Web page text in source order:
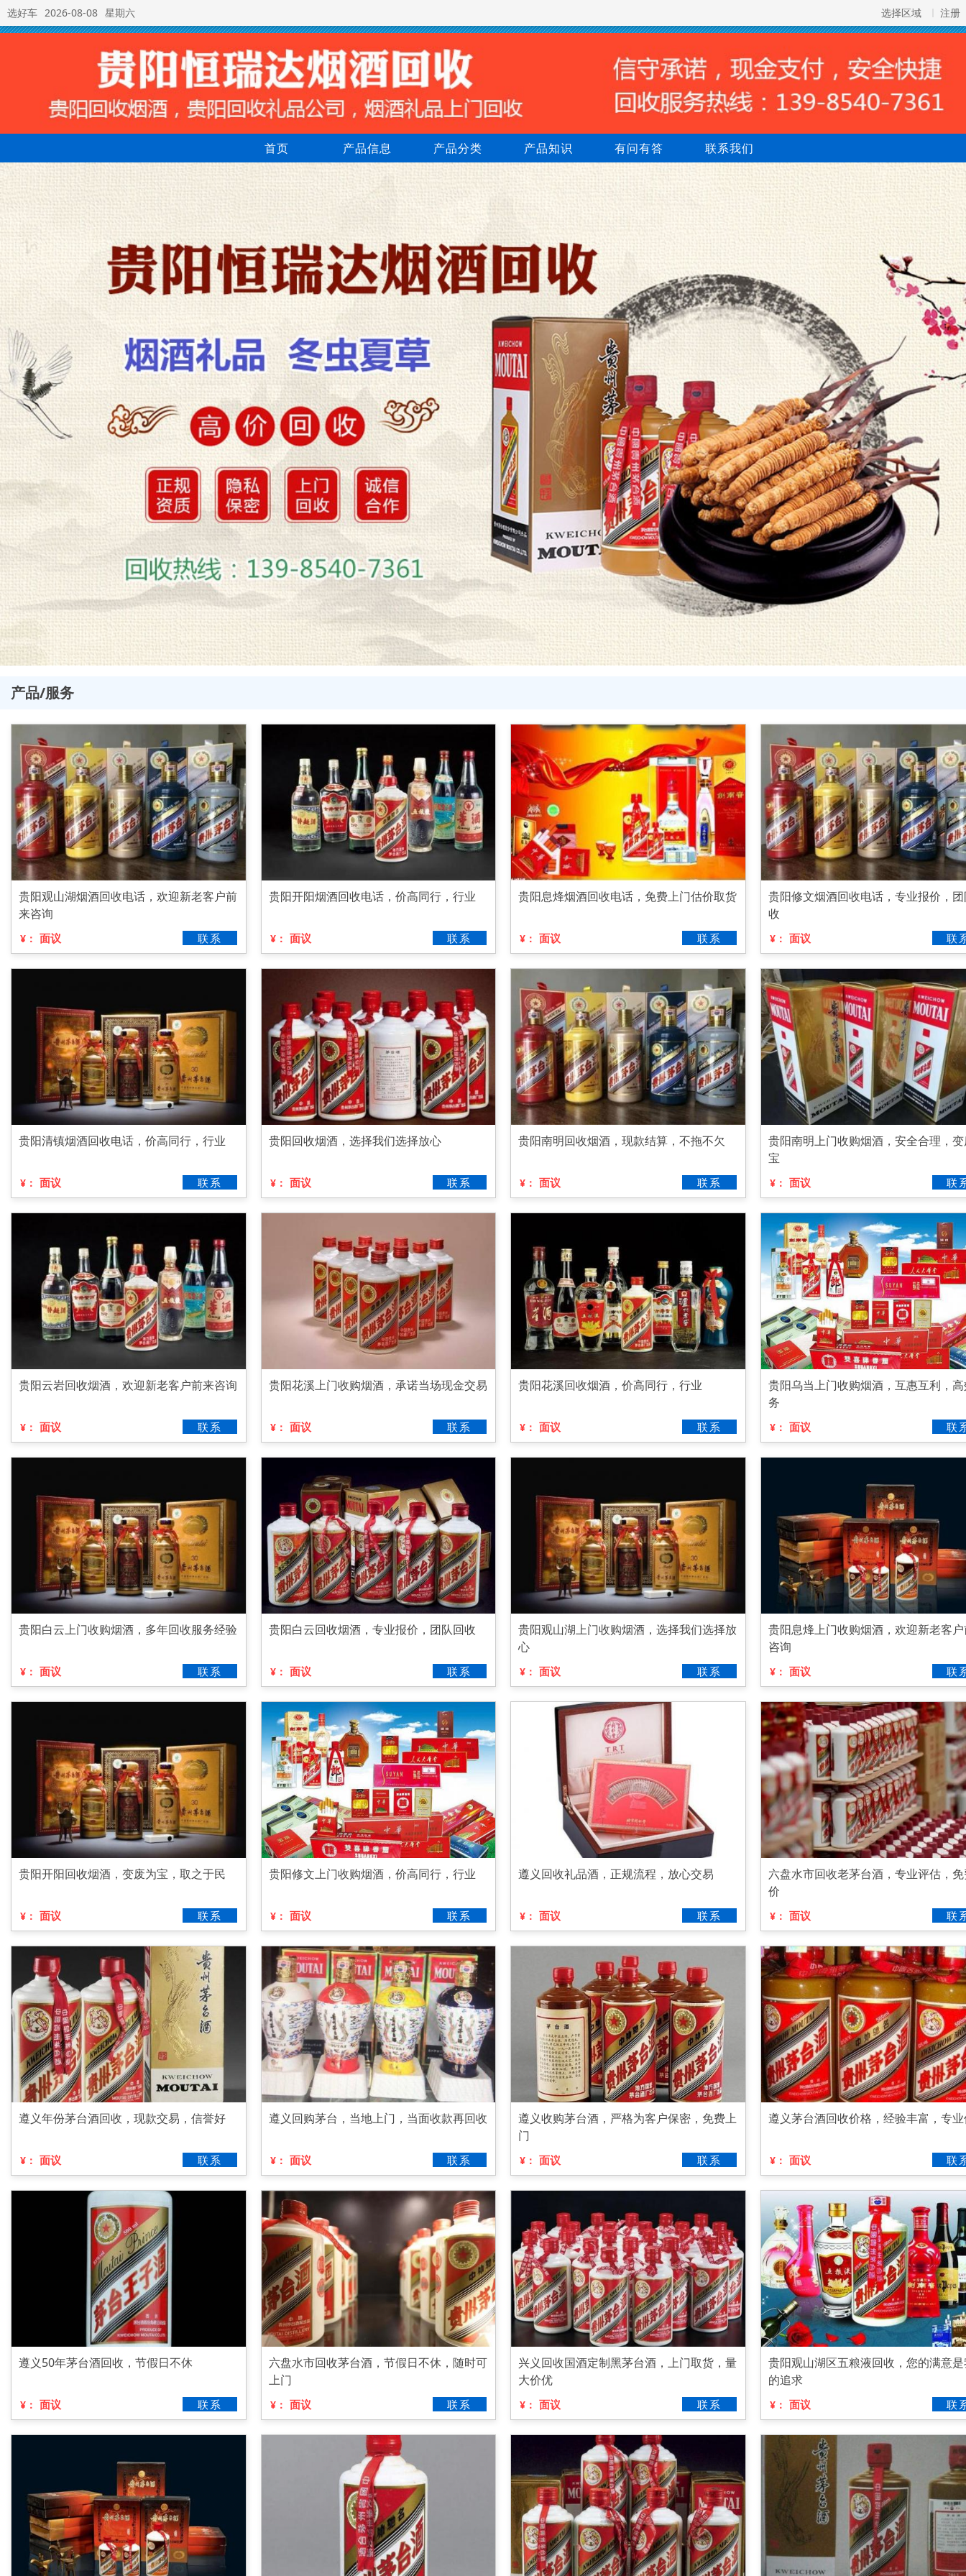
选好车 2026-08-08 星期六 选择区域 注册
首页 产品信息 产品分类 产品知识 有问有答 联系我们
产品/服务
贵阳观山湖烟酒回收电话，欢迎新老客户前
来咨询
¥： 面议 联系
贵阳开阳烟酒回收电话，价高同行，行业
¥： 面议 联系
贵阳息烽烟酒回收电话，免费上门估价取货
¥： 面议 联系
贵阳修文烟酒回收电话，专业报价，
收
¥： 面议 联
贵阳清镇烟酒回收电话，价高同行，行业
¥： 面议 联系
贵阳回收烟酒，选择我们选择放心
¥： 面议 联系
贵阳南明回收烟酒，现款结算，不拖不欠
¥： 面议 联系
贵阳南明上门收购烟酒，安全合理，
宝
¥： 面议 联
贵阳云岩回收烟酒，欢迎新老客户前来咨询
¥： 面议 联系
贵阳花溪上门收购烟酒，承诺当场现金交易
¥： 面议 联系
贵阳花溪回收烟酒，价高同行，行业
¥： 面议 联系
贵阳乌当上门收购烟酒，互惠互利，
务
¥： 面议 联
贵阳白云上门收购烟酒，多年回收服务经验
¥： 面议 联系
贵阳白云回收烟酒，专业报价，团队回收
¥： 面议 联系
贵阳观山湖上门收购烟酒，选择我们选择放
心
¥： 面议 联系
贵阳息烽上门收购烟酒，欢迎新老客
咨询
¥： 面议 联
贵阳开阳回收烟酒，变废为宝，取之于民
¥： 面议 联系
贵阳修文上门收购烟酒，价高同行，行业
¥： 面议 联系
遵义回收礼品酒，正规流程，放心交易
¥： 面议 联系
六盘水市回收老茅台酒，专业评估，
价
¥： 面议 联
遵义年份茅台酒回收，现款交易，信誉好
¥： 面议 联系
遵义回购茅台，当地上门，当面收款再回收
¥： 面议 联系
遵义收购茅台酒，严格为客户保密，免费上
门
¥： 面议 联系
遵义茅台酒回收价格，经验丰富，专
¥： 面议 联
遵义50年茅台酒回收，节假日不休
¥： 面议 联系
六盘水市回收茅台酒，节假日不休，随时可
上门
¥： 面议 联系
兴义回收国酒定制黑茅台酒，上门取货，量
大价优
¥： 面议 联系
贵阳观山湖区五粮液回收，您的满意
的追求
¥： 面议 联